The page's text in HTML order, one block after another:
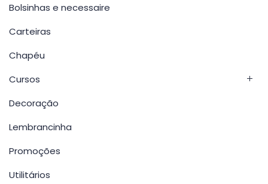
Bolsinhas e necessaire
Carteiras
Chapéu
Cursos
Decoração
Lembrancinha
Promoções
Utilitários